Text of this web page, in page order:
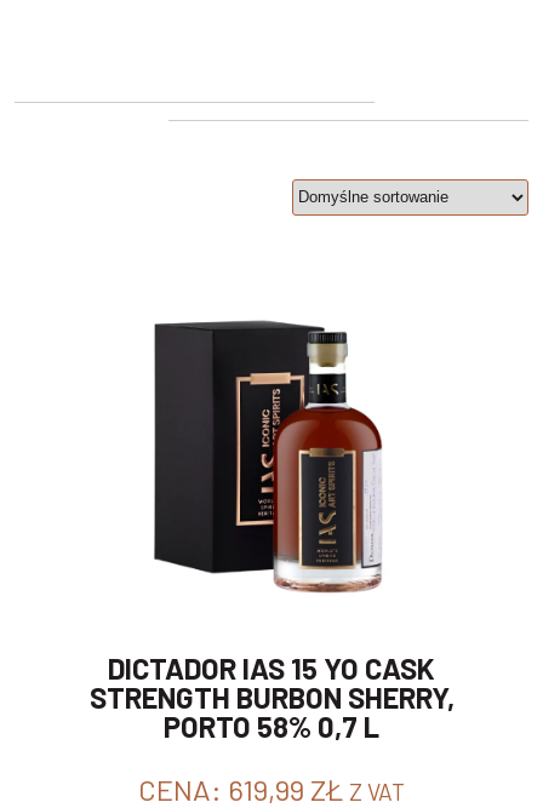
DICTADOR IAS 15 YO CASK
STRENGTH BURBON SHERRY,
PORTO 58% 0,7 L
CENA: 619,99 ZŁ Z VAT